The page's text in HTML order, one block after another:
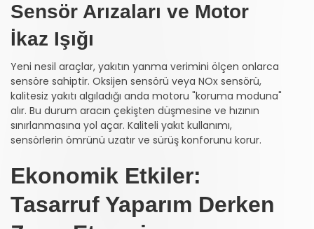
Sensör Arızaları ve Motor
İkaz Işığı
Yeni nesil araçlar, yakıtın yanma verimini ölçen onlarca
sensöre sahiptir. Oksijen sensörü veya NOx sensörü,
kalitesiz yakıtı algıladığı anda motoru "koruma moduna"
alır. Bu durum aracın çekişten düşmesine ve hızının
sınırlanmasına yol açar. Kaliteli yakıt kullanımı,
sensörlerin ömrünü uzatır ve sürüş konforunu korur.
Ekonomik Etkiler:
Tasarruf Yaparım Derken